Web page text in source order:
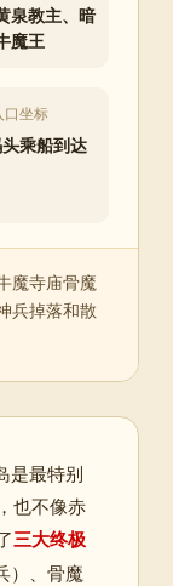
泉教主、暗
魔王
口坐标
乘船到达
魔寺庙骨魔
兵掉落和散
是最特别
也不像赤
三大终极
）、骨魔